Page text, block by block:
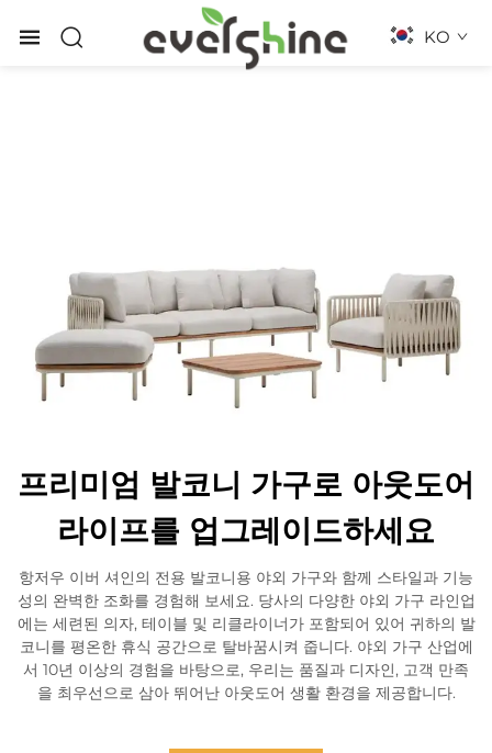
KO
프리미엄 발코니 가구로 아웃도어
라이프를 업그레이드하세요
항저우 이버 셔인의 전용 발코니용 야외 가구와 함께 스타일과 기능
성의 완벽한 조화를 경험해 보세요. 당사의 다양한 야외 가구 라인업
에는 세련된 의자, 테이블 및 리클라이너가 포함되어 있어 귀하의 발
코니를 평온한 휴식 공간으로 탈바꿈시켜 줍니다. 야외 가구 산업에
서 10년 이상의 경험을 바탕으로, 우리는 품질과 디자인, 고객 만족
을 최우선으로 삼아 뛰어난 아웃도어 생활 환경을 제공합니다.